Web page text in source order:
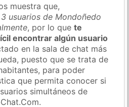
muestra que,
usuarios de Mondoñedo
, por lo quete
encontrar algún usuario
en la sala de chat más
puesto que se trata de
para poder
que permita conocer si
simultáneos de